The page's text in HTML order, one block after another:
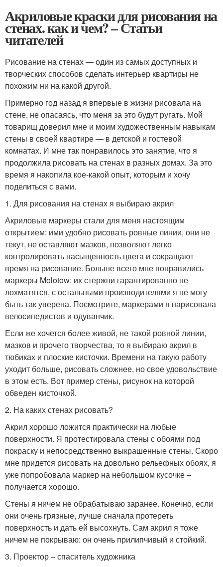
Акриловые краски для рисования на
стенах. как и чем? – Статьи
читателей
Рисование на стенах — один из самых доступных и
творческих способов сделать интерьер квартиры не
похожим ни на какой другой.
Примерно год назад я впервые в жизни рисовала на
стене, не опасаясь, что меня за это будут ругать. Мой
товарищ доверил мне и моим художественным навыкам
стены в своей квартире — в детской и гостевой
комнатах. И мне так понравилось это занятие, что я
продолжила рисовать на стенах в разных домах. За это
время я накопила кое-какой опыт, которым и хочу
поделиться с вами.
1. Для рисования на стенах я выбираю акрил
Акриловые маркеры стали для меня настоящим
открытием: ими удобно рисовать ровные линии, они не
текут, не оставляют мазков, позволяют легко
контролировать насыщенность цвета и сокращают
время на рисование. Больше всего мне понравились
маркеры Molotow: их стержни гарантированно не
лохматятся, с остальными производителями я не могу
быть так уверена. Посмотрите, маркерами я нарисовала
велосипедистов и одуванчик.
Если же хочется более живой, не такой ровной линии,
мазков и прочего творчества, то я выбираю акрил в
тюбиках и плоские кисточки. Времени на такую работу
уходит больше, рисовать сложнее, но свое удовольствие
в этом есть. Вот пример стены, рисунок на которой
обведен кисточкой.
2. На каких стенах рисовать?
Акрил хорошо ложится практически на любые
поверхности. Я протестировала стены с обоями под
покраску и непосредственно выкрашенные стены. Скоро
мне придется рисовать на довольно рельефных обоях, я
уже попробовала маркер на небольшом кусочке –
получается хорошо.
Стены я ничем не обрабатываю заранее. Конечно, если
они очень грязные, лучше сначала протереть
поверхность и дать ей высохнуть. Сам акрил я тоже
ничем не покрываю: он очень прилипчивый и стойкий.
3. Проектор – спаситель художника